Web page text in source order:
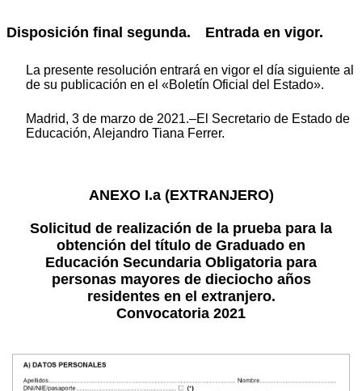
Disposición final segunda. Entrada en vigor.
La presente resolución entrará en vigor el día siguiente al
de su publicación en el «Boletín Oficial del Estado».
Madrid, 3 de marzo de 2021.–El Secretario de Estado de
Educación, Alejandro Tiana Ferrer.
ANEXO I.a (EXTRANJERO)
Solicitud de realización de la prueba para la
obtención del título de Graduado en
Educación Secundaria Obligatoria para
personas mayores de dieciocho años
residentes en el extranjero.
Convocatoria 2021